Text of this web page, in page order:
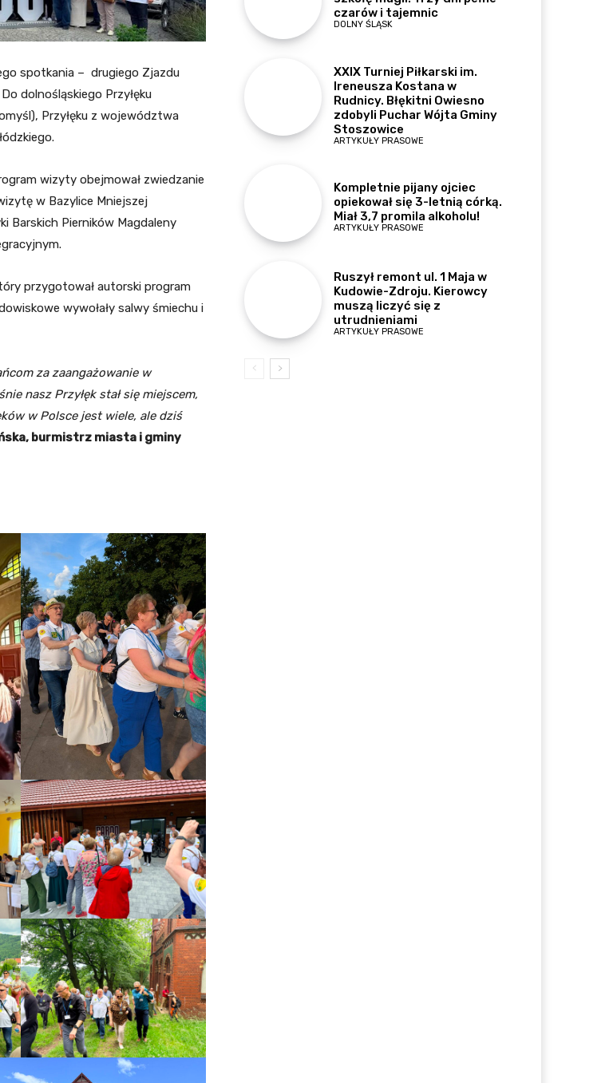
spotkania – drugiego Zjazdu
dolnośląskiego Przyłęku
Przyłęku z województwa
wizyty obejmował zwiedzanie
w Bazylice Mniejszej
Barskich Pierników Magdaleny
przygotował autorski program
wywołały salwy śmiechu i
za zaangażowanie w
nasz Przyłęk stał się miejscem,
w Polsce jest wiele, ale dziś
burmistrz miasta i gminy
czarów i tajemnic
DOLNY ŚLĄSK
XXIX Turniej Piłkarski im.
Ireneusza Kostana w
Rudnicy. Błękitni Owiesno
zdobyli Puchar Wójta Gminy
Stoszowice
ARTYKUŁY PRASOWE
Kompletnie pijany ojciec
opiekował się 3-letnią córką.
Miał 3,7 promila alkoholu!
ARTYKUŁY PRASOWE
Ruszył remont ul. 1 Maja w
Kudowie-Zdroju. Kierowcy
muszą liczyć się z
utrudnieniami
ARTYKUŁY PRASOWE